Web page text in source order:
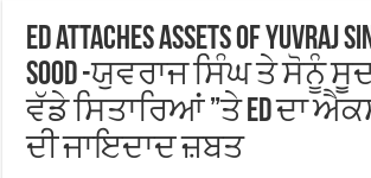
ED attaches assets of Yuvraj
Sood -ਯੁਵਰਾਜ ਸਿੰਘ ਤੇ ਸੋਨੂੰ
ਵੱਡੇ ਸਿਤਾਰਿਆਂ ”ਤੇ ED ਦਾ
ਦੀ ਜਾਇਦਾਦ ਜ਼ਬਤ